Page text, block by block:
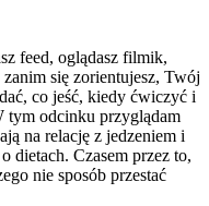
feed, oglądasz filmik,
się zorientujesz, Twój
co jeść, kiedy ćwiczyć i
tym odcinku przyglądam
na relację z jedzeniem i
dietach. Czasem przez to,
nie sposób przestać